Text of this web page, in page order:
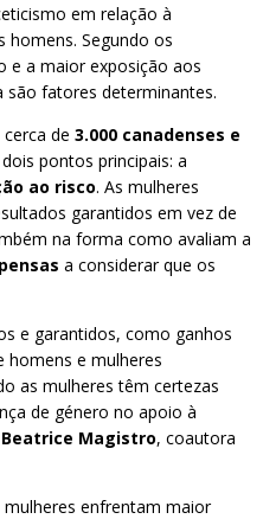
em relação à
homens. Segundo os
e a maior exposição aos
fatores determinantes.
de 3.000 canadenses e
pontos principais: a
ao risco. As mulheres
garantidos em vez de
na forma como avaliam a
a considerar que os
e garantidos, como ganhos
homens e mulheres
as mulheres têm certezas
de género no apoio à
Beatrice Magistro, coautora
enfrentam maior